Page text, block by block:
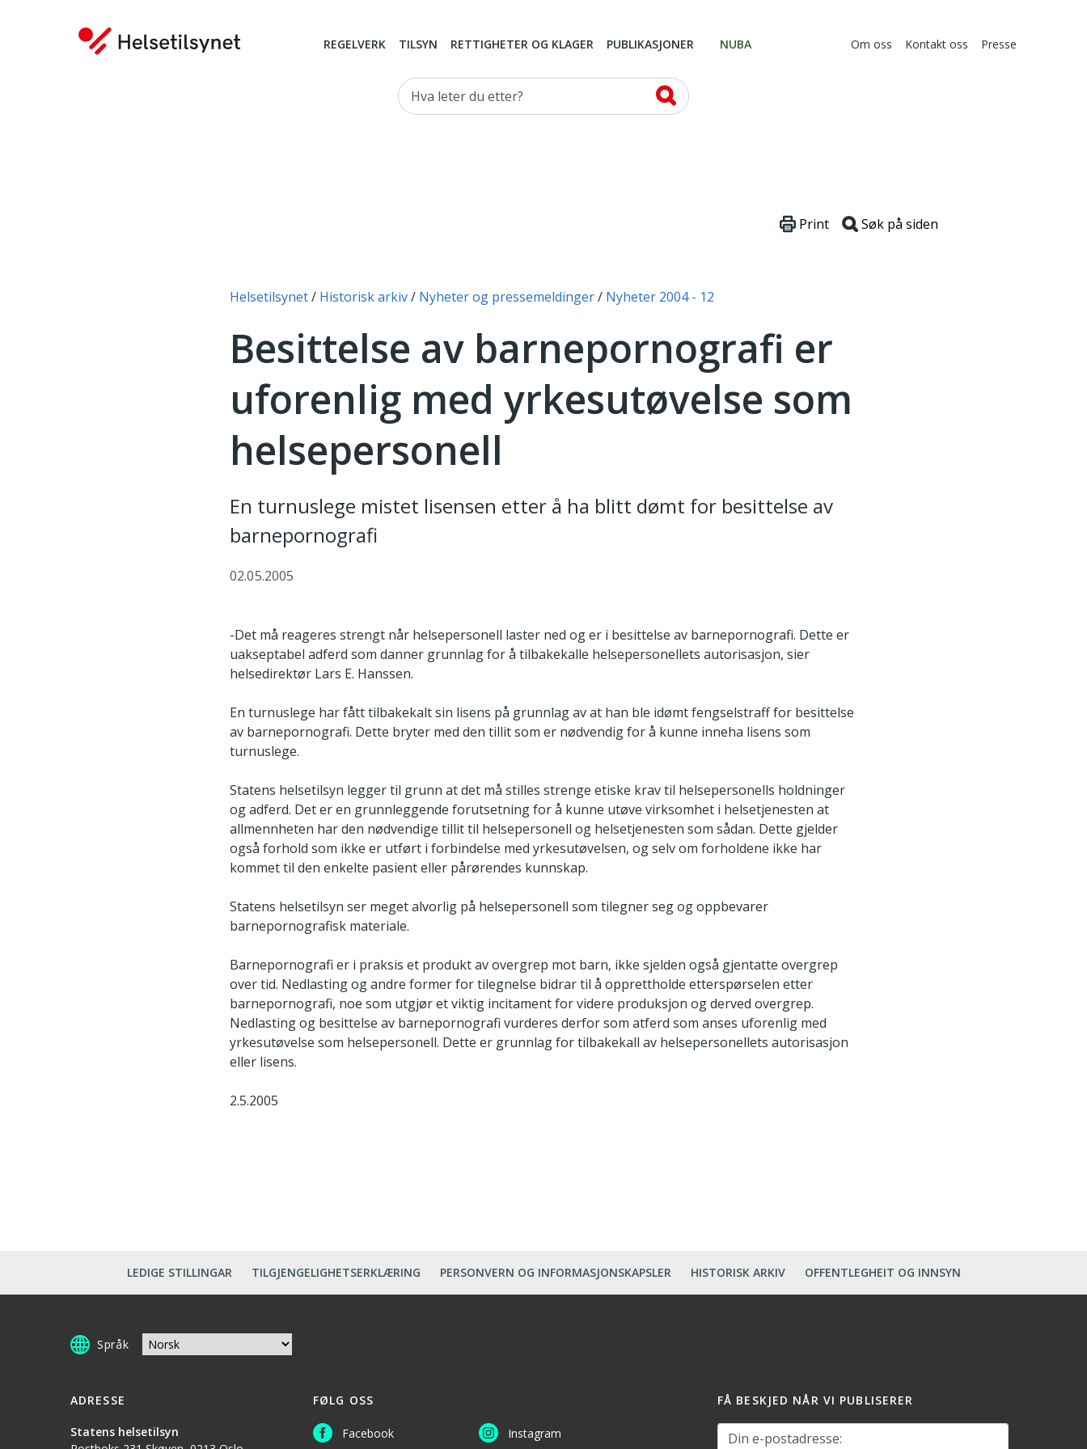
REGELVERK TILSYN RETTIGHETER OG KLAGER PUBLIKASJONER NUBA Om oss Kontakt oss Presse
Hva leter du etter?
Du er her:
Helsetilsynet Historisk arkiv Nyheter og pressemeldinger Nyheter 2004 - 12
Print Søk på siden
Besittelse av barnepornografi er
uforenlig med yrkesutøvelse som
helsepersonell
En turnuslege mistet lisensen etter å ha blitt dømt for besittelse av
barnepornografi
02.05.2005
-Det må reageres strengt når helsepersonell laster ned og er i besittelse av barnepornografi. Dette er
uakseptabel adferd som danner grunnlag for å tilbakekalle helsepersonellets autorisasjon, sier
helsedirektør Lars E. Hanssen.
En turnuslege har fått tilbakekalt sin lisens på grunnlag av at han ble idømt fengselstraff for besittelse
av barnepornografi. Dette bryter med den tillit som er nødvendig for å kunne inneha lisens som
turnuslege.
Statens helsetilsyn legger til grunn at det må stilles strenge etiske krav til helsepersonells holdninger
og adferd. Det er en grunnleggende forutsetning for å kunne utøve virksomhet i helsetjenesten at
allmennheten har den nødvendige tillit til helsepersonell og helsetjenesten som sådan. Dette gjelder
også forhold som ikke er utført i forbindelse med yrkesutøvelsen, og selv om forholdene ikke har
kommet til den enkelte pasient eller pårørendes kunnskap.
Statens helsetilsyn ser meget alvorlig på helsepersonell som tilegner seg og oppbevarer
barnepornografisk materiale.
Barnepornografi er i praksis et produkt av overgrep mot barn, ikke sjelden også gjentatte overgrep
over tid. Nedlasting og andre former for tilegnelse bidrar til å opprettholde etterspørselen etter
barnepornografi, noe som utgjør et viktig incitament for videre produksjon og derved overgrep.
Nedlasting og besittelse av barnepornografi vurderes derfor som atferd som anses uforenlig med
yrkesutøvelse som helsepersonell. Dette er grunnlag for tilbakekall av helsepersonellets autorisasjon
eller lisens.
2.5.2005
LEDIGE STILLINGAR TILGJENGELIGHETSERKLÆRING PERSONVERN OG INFORMASJONSKAPSLER HISTORISK ARKIV OFFENTLEGHEIT OG INNSYN
Språk
ADRESSE
Statens helsetilsyn
FØLG OSS
Facebook Instagram
FÅ BESKJED NÅR VI PUBLISERER
Din e-postadresse: